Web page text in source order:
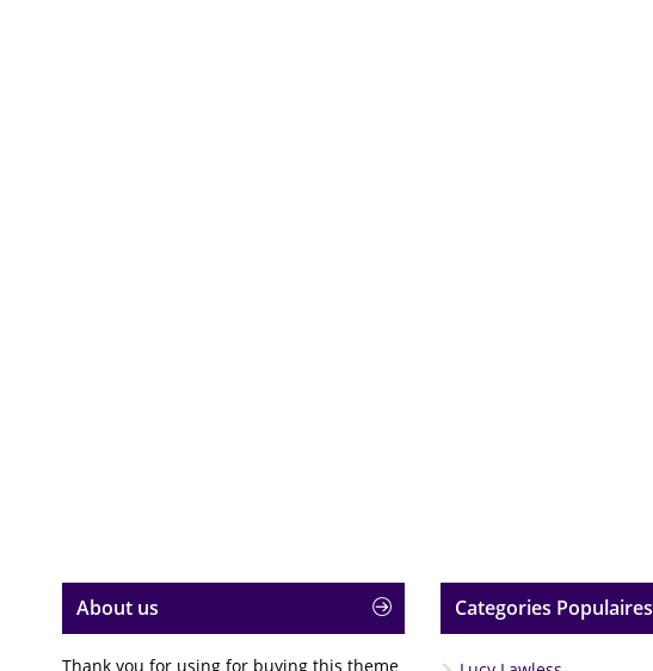
About us
Thank you for using for buying this theme
Categories Populaires